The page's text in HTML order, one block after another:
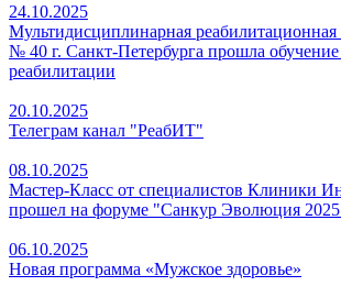
24.10.2025
Мультидисциплинарная
№ 40 г. Санкт-Петербурга прошла
реабилитации
20.10.2025
Телеграм канал "РеабИТ"
08.10.2025
Мастер-Класс от специалистов Клиники
прошел на форуме "Санкур Эволюция
06.10.2025
Новая программа «Мужское здоровье»